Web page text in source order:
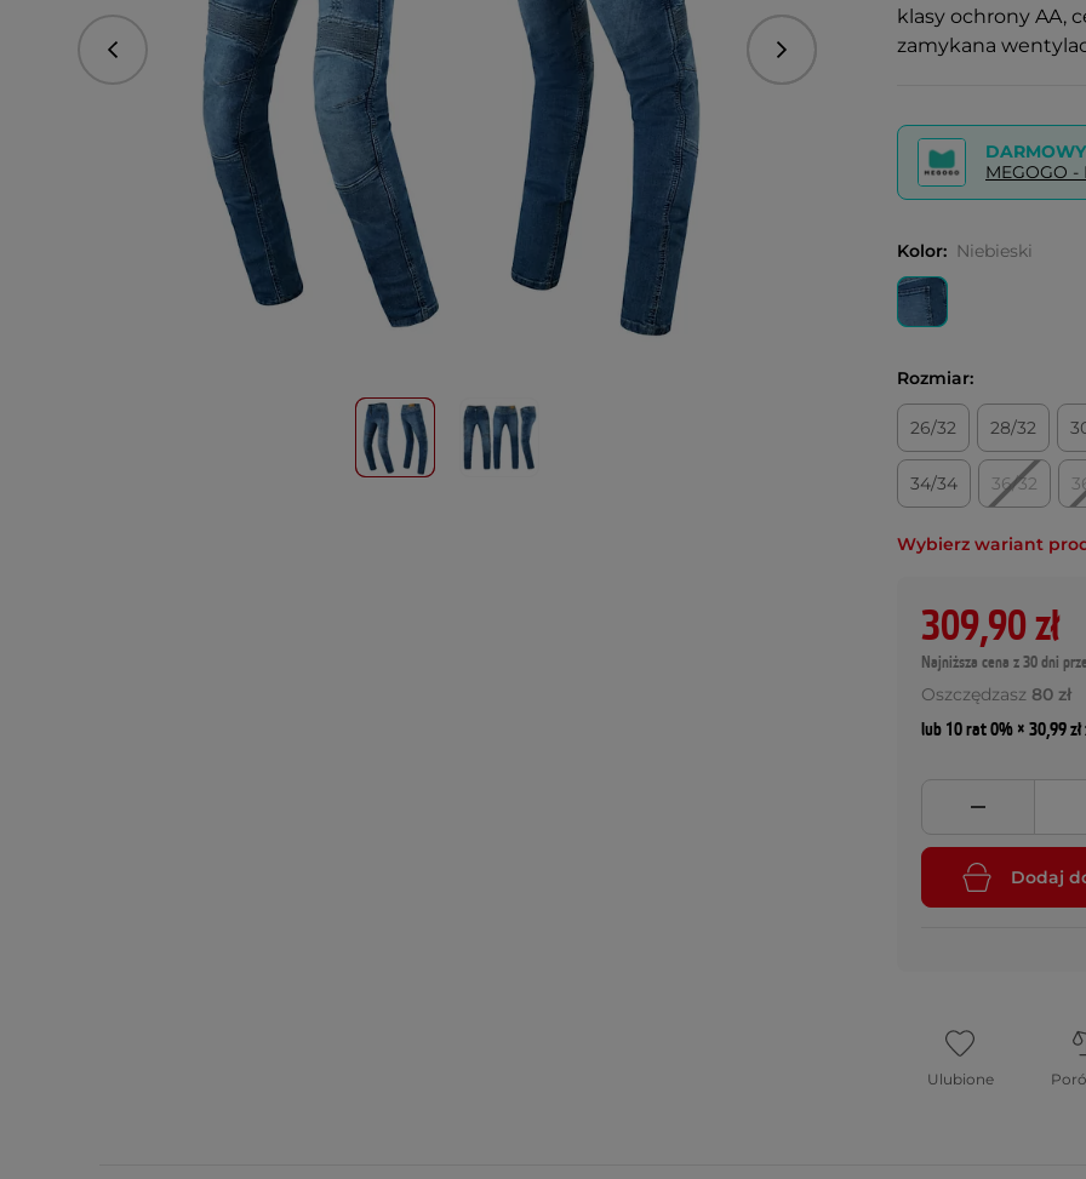
klasy ochrony AA,
zamykana
Poprzedni Następny
MEGOGO
Kolor: Niebieski
Rozmiar:
26/32 28/32
34/34 36/32
Wybierz wariant
309,90 zł
Najniższa cena z 30 dni
Oszczędzasz 80 zł
lub 10 rat 0% × 30,99 zł
Dodaj
Ulubione